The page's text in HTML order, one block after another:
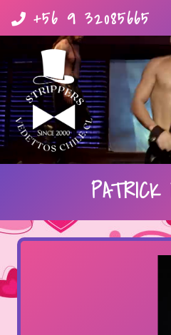
+56 9 32085665
PATRICK